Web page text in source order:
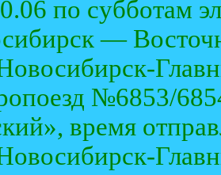
по субботам
—
№6853/
время